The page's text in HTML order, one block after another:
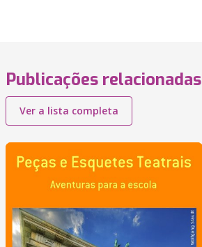
Publicações relacionadas
Ver a lista completa